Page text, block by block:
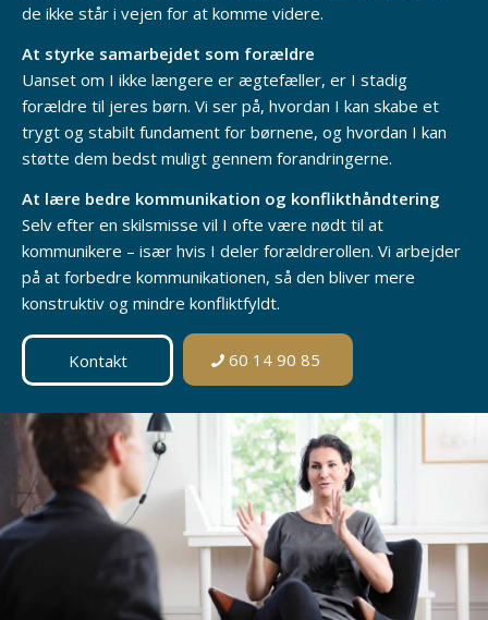
de ikke står i vejen for at komme videre.
At styrke samarbejdet som forældre
Uanset om I ikke længere er ægtefæller, er I stadig
forældre til jeres børn. Vi ser på, hvordan I kan skabe et
trygt og stabilt fundament for børnene, og hvordan I kan
støtte dem bedst muligt gennem forandringerne.
At lære bedre kommunikation og konflikthåndtering
Selv efter en skilsmisse vil I ofte være nødt til at
kommunikere – især hvis I deler forældrerollen. Vi arbejder
på at forbedre kommunikationen, så den bliver mere
konstruktiv og mindre konfliktfyldt.
Kontakt 60 14 90 85